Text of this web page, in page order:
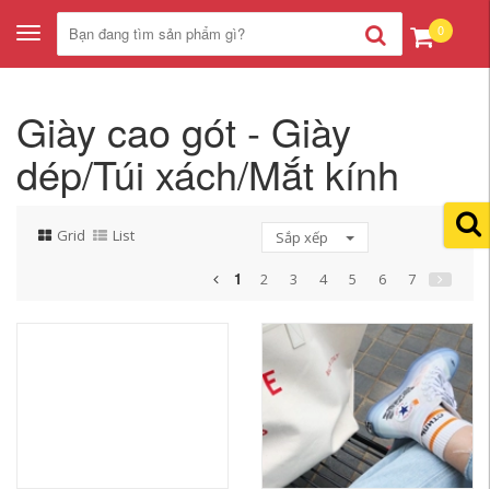
Toggle
navigation
0
Giày cao gót - Giày
dép/Túi xách/Mắt kính
Grid List Sắp xếp
1 2 3 4 5 6 7